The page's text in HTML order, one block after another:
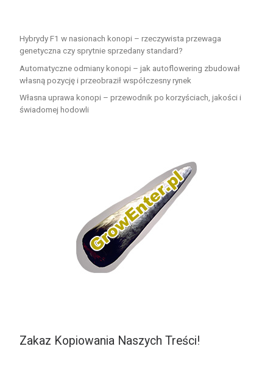
Hybrydy F1 w nasionach konopi – rzeczywista przewaga
genetyczna czy sprytnie sprzedany standard?
Automatyczne odmiany konopi – jak autoflowering zbudował
własną pozycję i przeobraził współczesny rynek
Własna uprawa konopi – przewodnik po korzyściach, jakości i
świadomej hodowli
Zakaz Kopiowania Naszych Treści!